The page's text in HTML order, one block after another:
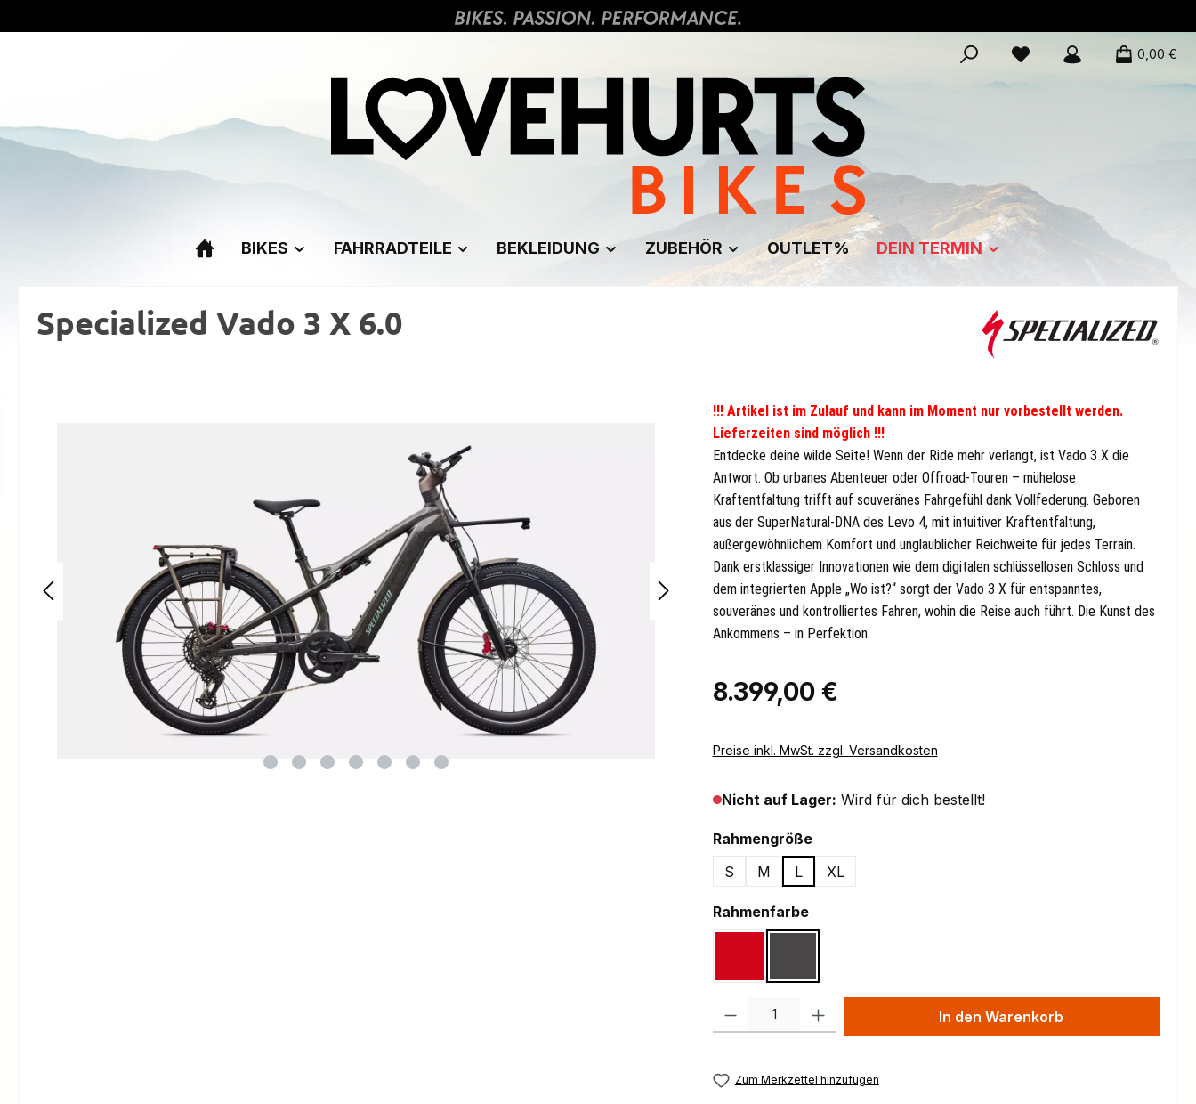
0,00 €
BIKES FAHRRADTEILE BEKLEIDUNG ZUBEHÖR OUTLET% DEIN TERMIN
Specialized Vado 3 X 6.0
!!! Artikel ist im Zulauf und kann im Moment nur vorbestellt werden.
Lieferzeiten sind möglich !!!
Entdecke deine wilde Seite! Wenn der Ride mehr verlangt, ist Vado 3 X die
Antwort. Ob urbanes Abenteuer oder Offroad-Touren – mühelose
Kraftentfaltung trifft auf souveränes Fahrgefühl dank Vollfederung. Geboren
aus der SuperNatural-DNA des Levo 4, mit intuitiver Kraftentfaltung,
außergewöhnlichem Komfort und unglaublicher Reichweite für jedes Terrain.
Dank erstklassiger Innovationen wie dem digitalen schlüssellosen Schloss und
dem integrierten Apple „Wo ist?“ sorgt der Vado 3 X für entspanntes,
souveränes und kontrolliertes Fahren, wohin die Reise auch führt. Die Kunst des
Ankommens – in Perfektion.
Regulärer Preis:
8.399,00 €
Preise inkl. MwSt. zzgl. Versandkosten
Nicht auf Lager: Wird für dich bestellt!
Rahmengrößeauswählen
S
M L XL
Rahmenfarbeauswählen
Produkt Anzahl: Gib den gewünschten Wert ein oder benutze die Schaltflächen
In den Warenkorb
Zum Merkzettel hinzufügen